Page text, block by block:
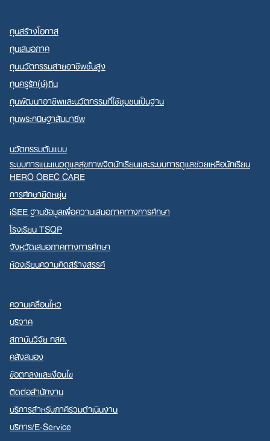
ทุนสร้างโอกาส
ทุนเสมอภาค
ทุนนวัตกรรมสายอาชีพชั้นสูง
ทุนครูรัก(ษ์)ถิ่น
ทุนพัฒนาอาชีพและนวัตกรรมที่ใช้ชุมชนเป็นฐาน
ทุนพระกนิษฐาสัมมาชีพ
นวัตกรรมต้นแบบ
ระบบการแนะแนวดูแลสุขภาพจิตนักเรียนและระบบการดูแลช่วยเหลือนักเรียน
HERO OBEC CARE
การศึกษายืดหยุ่น
iSEE ฐานข้อมูลเพื่อความเสมอภาคทางการศึกษา
โรงเรียน TSQP
จังหวัดเสมอภาคทางการศึกษา
ห้องเรียนความคิดสร้างสรรค์
ความเคลื่อนไหว
บริจาค
สถาบันวิจัย กสศ.
คลังสมอง
ข้อตกลงและเงื่อนไข
ติดต่อสำนักงาน
บริการสำหรับภาคีร่วมดำเนินงาน
บริการ/E-Service